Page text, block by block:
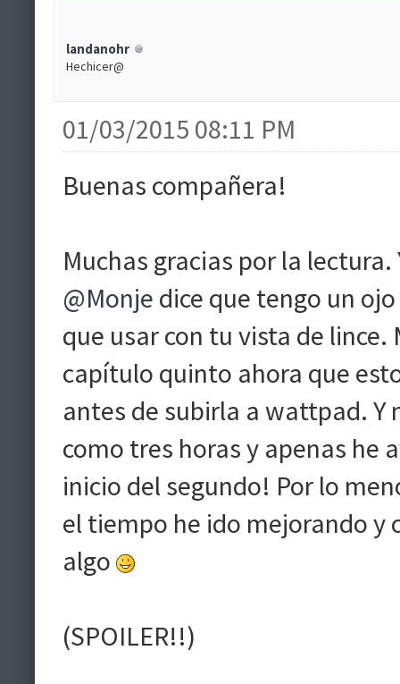
landanohr
Hechicer@
01/03/2015 08:11 PM
Buenas compañera!
Muchas gracias por la
@Monje dice que tengo un
que usar con tu vista de
capítulo quinto ahora que
antes de subirla a wattpad. Y
como tres horas y apenas he
inicio del segundo! Por lo
el tiempo he ido mejorando y
algo
(SPOILER!!)